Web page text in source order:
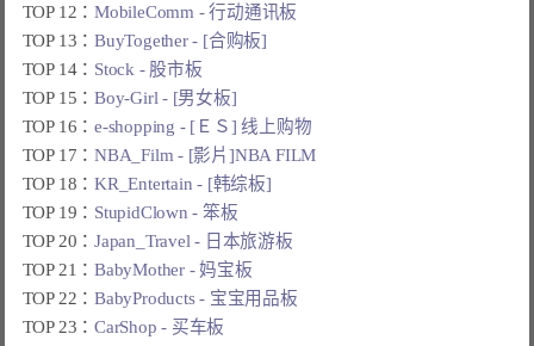
TOP 12：MobileComm - 行动通讯板
TOP 13：BuyTogether - [合购板]
TOP 14： Stock - 股市板
TOP 15：Boy-Girl - [男女板]
TOP 16：e-shopping - [ＥＳ] 线上购物
TOP 17：NBA_Film - [影片]NBA FILM
TOP 18：KR_Entertain - [韩综板]
TOP 19： StupidClown - 笨板
TOP 20：Japan_Travel - 日本旅游板
TOP 21：BabyMother - 妈宝板
TOP 22：BabyProducts - 宝宝用品板
TOP 23：CarShop - 买车板